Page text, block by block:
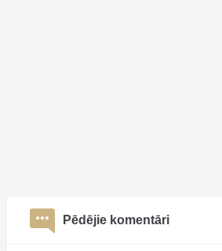
Pēdējie komentāri